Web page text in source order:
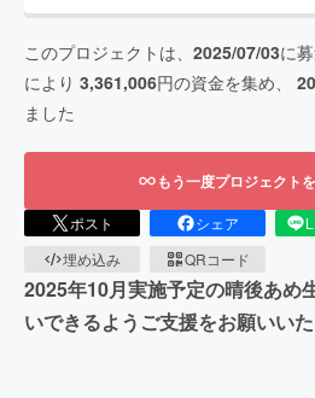
このプロジェクトは、 2025/07/03に
により 3,361,006円の資金を集め、
ました
もう一度プロジェクト
ポスト シェア
埋め込み
QRコード
2025年10月実施予定の晴後あめ
いできるようご支援をお願いいた